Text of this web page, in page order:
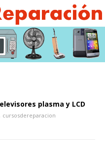
plasma y LCD
cursosdereparacion